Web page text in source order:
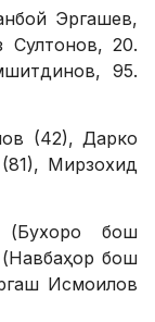
Эргашев,
Султонов, 20.
95.
(42), Дарко
Мирзохид
(Бухоро бош
бош
Исмоилов